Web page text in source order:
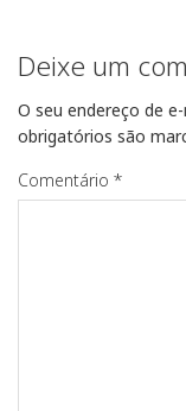
Deixe um
O seu endereço de
obrigatórios são
Comentário *